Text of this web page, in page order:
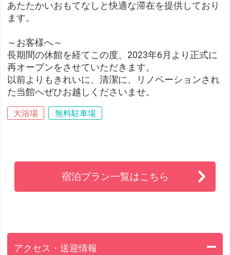
あたたかいおもてなしと快適な滞在を提供しており
ます。
～お客様へ～
長期間の休館を経てこの度、2023年6月より正式に
再オープンをさせていただきます。
以前よりもきれいに、清潔に、リノベーションされ
た当館へぜひお越しくださいませ。
大浴場 無料駐車場
宿泊プラン一覧はこちら
アクセス・送迎情報